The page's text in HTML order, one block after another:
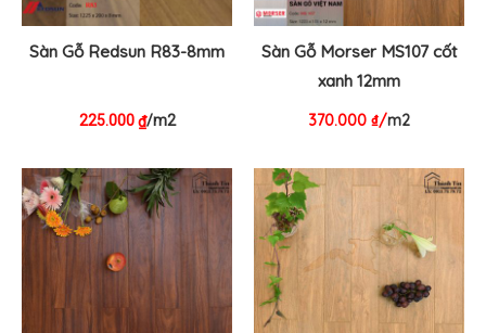
Sàn Gỗ Redsun R83-8mm
225.000₫/m2
Sàn Gỗ Morser MS107 cốt
xanh 12mm
370.000 ₫/m2